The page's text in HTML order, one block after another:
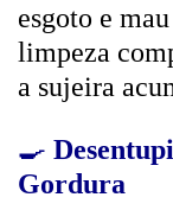
esgoto e
limpeza
a sujeira
🍳
Gordura